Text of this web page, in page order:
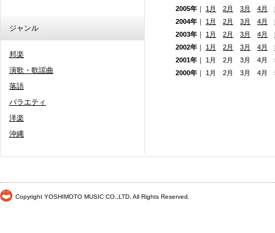
ジャンル
邦楽
演歌・歌謡曲
落語
バラエティ
洋楽
沖縄
2005年 ｜ 1月 2月 3月 4月
2004年 ｜ 1月 2月 3月 4月
2003年 ｜ 1月 2月 3月 4月
2002年 ｜ 1月 2月 3月 4月
2001年 ｜ 1月 2月 3月 4
2000年 ｜ 1月 2月 3月 4
Copyright YOSHIMOTO MUSIC CO.,LTD. All Rights Reserved.